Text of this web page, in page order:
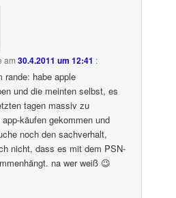
am30.4.2011 um 12:41 :
rande: habe apple
und die meinten selbst, es
tagen massiv zu
käufen gekommen und
noch den sachverhalt,
nicht, dass es mit dem PSN-
na wer weiß 😉